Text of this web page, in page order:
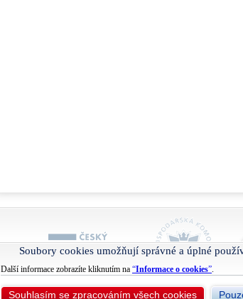
Soubory cookies umožňují správné a úplné
Další informace zobrazíte kliknutím na “Informace o cookies”.
Souhlasím se zpracováním všech cookies